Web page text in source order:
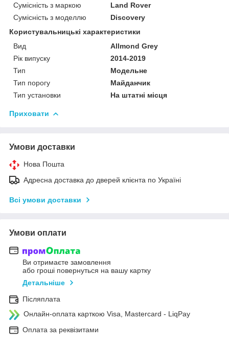
Сумісність з маркою
Land Rover
Сумісність з моделлю
Discovery
Користувальницькі характеристики
Вид
Allmond Grey
Рік випуску
2014-2019
Тип
Модельне
Тип порогу
Майданчик
Тип установки
На штатні місця
Приховати
Умови доставки
Нова Пошта
Адресна доставка до дверей клієнта по Україні
Всі умови доставки
Умови оплати
Ви отримаєте замовлення
або гроші повернуться на вашу картку
Детальніше
Післяплата
Онлайн-оплата карткою Visa, Mastercard - LiqPay
Оплата за реквізитами